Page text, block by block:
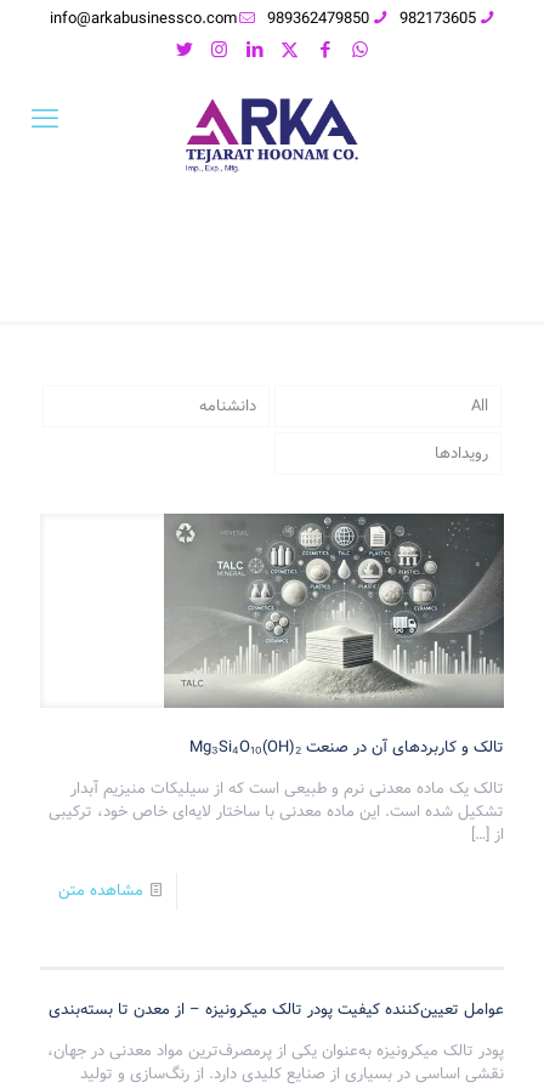
982173605
989362479850
info@arkabusinessco.com
All
دانشنامه
رویدادها
تالک و کاربردهای آن در صنعت Mg₃Si₄O₁₀(OH)₂
تالک یک ماده معدنی نرم و طبیعی است که از سیلیکات منیزیم آبدار
تشکیل شده است. این ماده معدنی با ساختار لایه‌ای خاص خود، ترکیبی
از […]
مشاهده متن
عوامل تعیین‌کننده کیفیت پودر تالک میکرونیزه – از معدن تا بسته‌بندی
پودر تالک میکرونیزه به‌عنوان یکی از پرمصرف‌ترین مواد معدنی در جهان،
نقشی اساسی در بسیاری از صنایع کلیدی دارد. از رنگ‌سازی و تولید